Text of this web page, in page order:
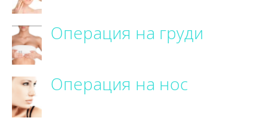
Операция на груди
Операция на нос